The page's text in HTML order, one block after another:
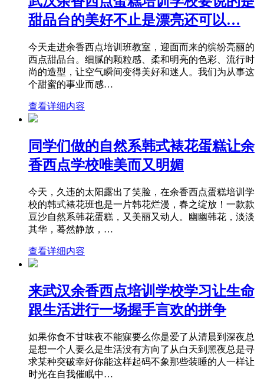
甜品台的美好不止是漂亮还可以…
今天走进余香西点培训班教室，迎面而来的缤纷亮丽的
西点甜品台。细腻的颗粒感、柔和明亮的色彩、流行时
尚的造型，让空气瞬间变得美好和迷人。我们为从事这
个甜蜜的事业而感…
查看详细内容
同学们做的自然系韩式裱花蛋糕让余
香西点学校唯美而又明媚
今天，久违的太阳露出了笑脸，在余香西点蛋糕培训学
校的韩式裱花班也是一片韩花烂漫，春之绽放！一款款
豆沙自然系韩花蛋糕，又美丽又动人。幽幽韩花，淡淡
其华，蓦然静放，…
查看详细内容
来武汉余香西点培训学校学习让生命
跟生活进行一场握手言欢的拼争
如果你食不甘味夜不能寐要么你是爱了从清晨到深夜总
是想一个人要么是生活没有方向了从白天到黑夜总是寻
求某种突破幸好你能这样起码不象那些装睡的人一样让
时光在自我催眠中…